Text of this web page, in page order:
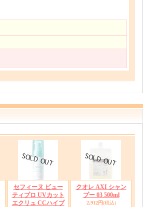
セフィーヌ ビュー
ティプロ UVカット
エクリュ CCハイプ
クオレ AXI シャン
プー 03 500ml
2,912円(税込)